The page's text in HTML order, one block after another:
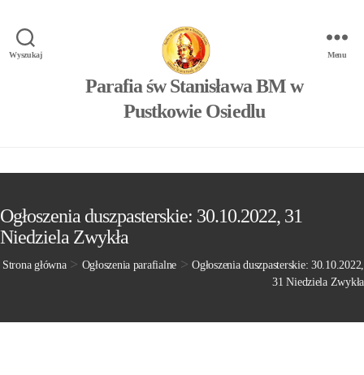
Wyszukaj
Parafia św Stanisława BM w
Pustkowie Osiedlu
Menu
Ogłoszenia duszpasterskie: 30.10.2022, 31
Niedziela Zwykła
Strona główna> Ogłoszenia parafialne >Ogłoszenia duszpasterskie: 30.10.2022,
31 Niedziela Zwykła